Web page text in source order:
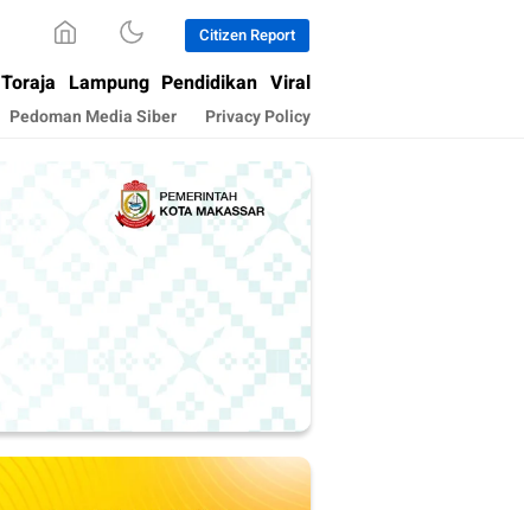
Citizen Report
Toraja Lampung Pendidikan Viral
Pedoman Media Siber Privacy Policy